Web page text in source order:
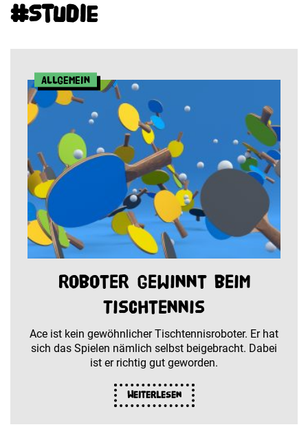
#Studie
Allgemein
Roboter gewinnt beim
Tischtennis
Ace ist kein gewöhnlicher Tischtennisroboter. Er hat
sich das Spielen nämlich selbst beigebracht. Dabei
ist er richtig gut geworden.
Weiterlesen